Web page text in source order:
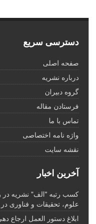
دسترسی سریع
صفحه اصلی
درباره نشریه
گروه دبیران
فرستادن مقاله
تماس با ما
واژه نامه اختصاصی
نقشه سایت
آخرین اخبار
کسب رتبه "الف" نشریه در
علوم، تحقیقات و فناوری در
ابلاغ دستور العمل ارجاع دهی/